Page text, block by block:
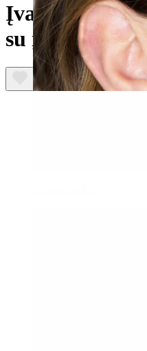
Įvairiaspalvis
su įvairiais